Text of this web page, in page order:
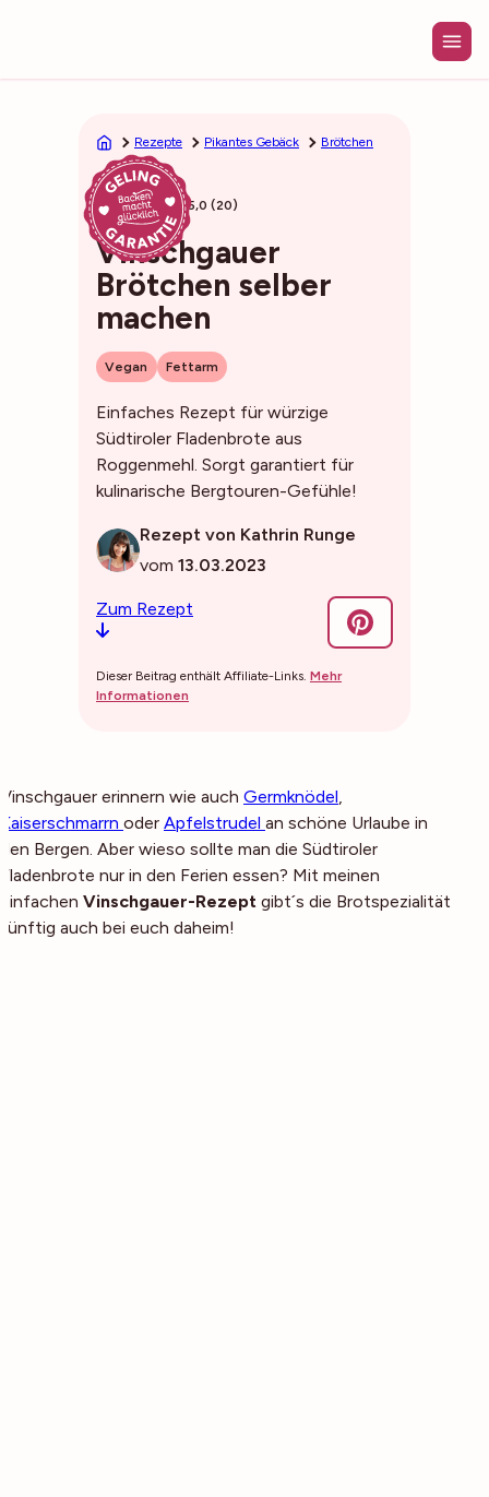
Rezepte Pikantes Gebäck Brötchen
55min 5,0 (20)
Vinschgauer
Brötchen selber
machen
Vegan Fettarm
Einfaches Rezept für würzige
Südtiroler Fladenbrote aus
Roggenmehl. Sorgt garantiert für
kulinarische Bergtouren-Gefühle!
Rezept von Kathrin Runge
vom 13.03.2023
Zum Rezept
Dieser Beitrag enthält Affiliate-Links. Mehr
Informationen
Vinschgauer erinnern wie auch Germknödel,
Kaiserschmarrn oder Apfelstrudel an schöne Urlaube in
den Bergen. Aber wieso sollte man die Südtiroler
Fladenbrote nur in den Ferien essen? Mit meinen
einfachen Vinschgauer-Rezept gibt´s die Brotspezialität
künftig auch bei euch daheim!